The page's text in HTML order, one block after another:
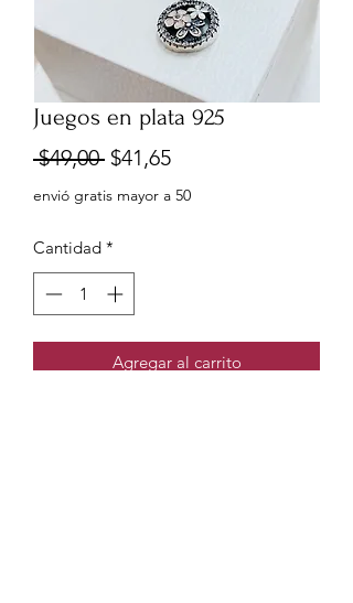
Juegos en plata 925
$49,00 Precio
$41,65Precio
de
envió gratis mayor a 50
Cantidad *
Agregar al carrito